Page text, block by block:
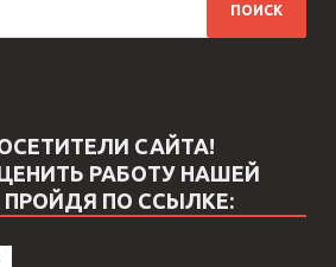
САЙТА!
РАБОТУ НАШЕЙ
ПРОЙДЯ ПО ССЫЛКЕ: